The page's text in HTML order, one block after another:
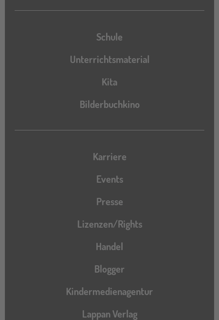
Schule
Unterrichtsmaterial
Kita
Bilderbuchkino
Karriere
Events
Presse
Lizenzen/Rights
Handel
Blogger
Kindermedienagentur
Lappan Verlag